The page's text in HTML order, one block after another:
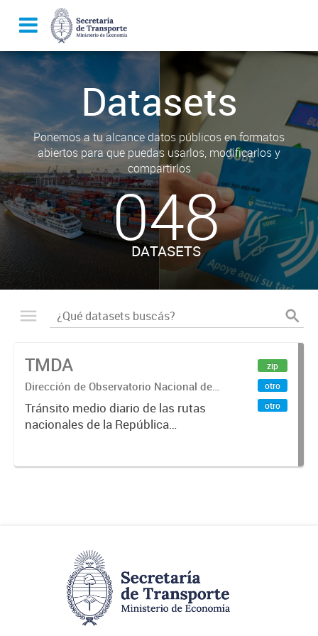
Datasets
Ponemos a tu alcance datos públicos en formatos
abiertos para que puedas usarlos, modificarlos y
compartirlos
048
DATASETS
TMDA
Dirección de Observatorio Nacional de
Transporte
Tránsito medio diario de las rutas
nacionales de la República
2017.
zip
otro
otro